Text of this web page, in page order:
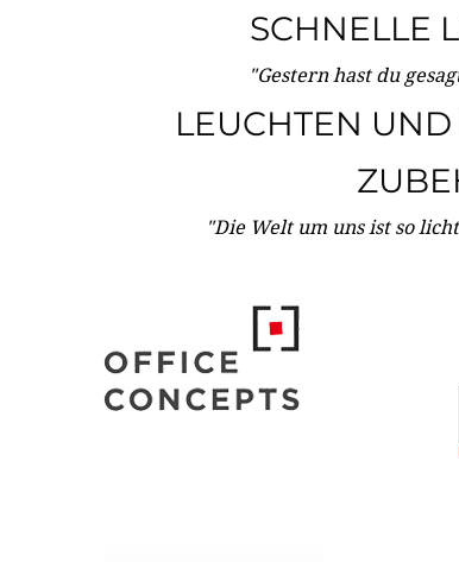
SCHNELLE
"Gestern hast du
LEUCHTEN UND
"Die Welt um uns ist so